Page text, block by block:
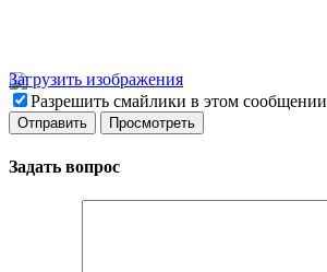
Загрузить изображения
Разрешить смайлики в этом сообщении
Задать вопрос